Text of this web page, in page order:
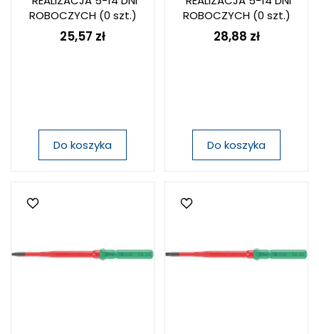
ROBOCZYCH(0 szt.)
25,57 zł
Do koszyka
ROBOCZYCH(0 szt.)
28,88 zł
Do koszyka